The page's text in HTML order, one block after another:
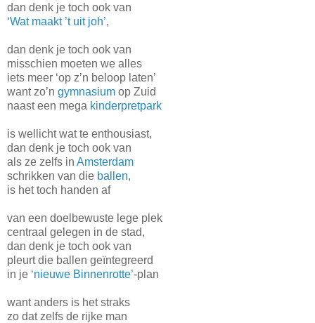
dan denk je toch ook van
‘Wat maakt ’t uit joh’,
dan denk je toch ook van
misschien moeten we alles
iets meer ‘op z’n beloop laten’
want zo’n gymnasium op Zuid
naast een mega kinderpretpark
is wellicht wat te enthousiast,
dan denk je toch ook van
als ze zelfs in Amsterdam
schrikken van die ballen,
is het toch handen af
van een doelbewuste lege plek
centraal gelegen in de stad,
dan denk je toch ook van
pleurt die ballen geïntegreerd
in je ‘nieuwe Binnenrotte’-plan
want anders is het straks
zo dat zelfs de rijke man